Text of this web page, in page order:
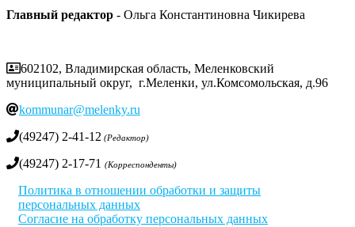
Главный редактор - Ольга Константиновна Чикирева
602102, Владимирская область, Меленковский
муниципальный округ, г.Меленки, ул.Комсомольская, д.96
kommunar@melenky.ru
(49247) 2-41-12 (Редактор)
(49247) 2-17-71 (Корреспонденты)
Политика в отношении обработки и защиты
персональных данных
Согласие на обработку персональных данных